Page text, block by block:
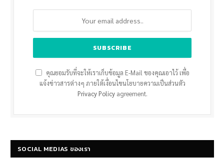
คุณยอมรับที่จะให้เราเก็บข้อมูล E-Mail ของคุณเอาไว้ เพื่อ
แจ้งข่าวสารต่างๆ ภายใต้เงื่อนไขนโยบายความเป็นส่วนตัว
Privacy Policyagreement.
SOCIAL MEDIAS ของเรา